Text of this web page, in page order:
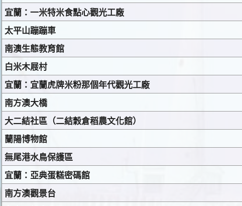
宜蘭：一米特米食點心觀光工廠
太平山蹦蹦車
南澳生態教育館
白米木屐村
宜蘭：宜蘭虎牌米粉那個年代觀光工廠
南方澳大橋
大二結社區（二結穀倉稻農文化館）
蘭陽博物館
無尾港水鳥保護區
宜蘭：亞典蛋糕密碼館
南方澳觀景台